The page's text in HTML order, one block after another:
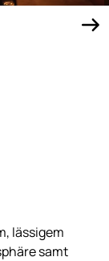
lässigem
samt